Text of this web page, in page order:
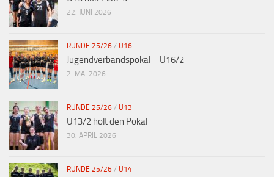
22. JUNI 2026
RUNDE 25/26 / U16
Jugendverbandspokal – U16/2
2. MAI 2026
RUNDE 25/26 / U13
U13/2 holt den Pokal
30. APRIL 2026
RUNDE 25/26 / U14